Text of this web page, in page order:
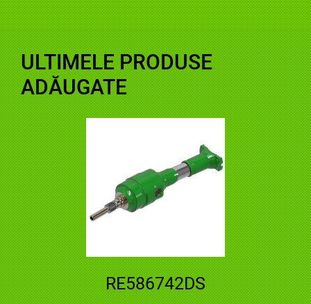
ULTIMELE PRODUSE
ADĂUGATE
RE586742DS